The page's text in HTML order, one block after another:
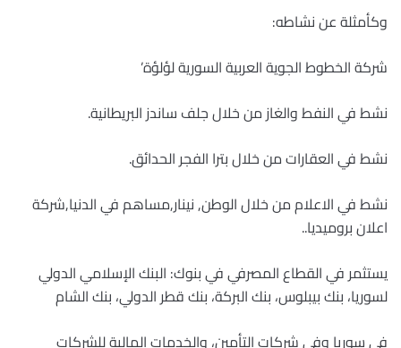
وكأمثلة عن نشاطه:
شركة الخطوط الجوية العربية السورية لؤلؤة’
نشط في النفط والغاز من خلال جلف ساندز البريطانية.
نشط في العقارات من خلال بترا الفجر الحدائق.
نشط في الاعلام من خلال الوطن, نينار,مساهم في الدنيا,شركة
اعلان بروميديا..
يستثمر في القطاع المصرفي في بنوك: البنك الإسلامي الدولي
لسوريا، بنك بيبلوس، بنك البركة، بنك قطر الدولي، بنك الشام
في سوريا وفي شركات التأمين، والخدمات المالية للشركات